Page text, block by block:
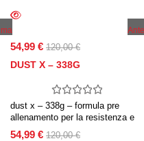
54,99 € 120,00 €
DUST X – 338G
dust x – 338g – formula pre
allenamento per la resistenza e
la potenza muscolare.
54,99 € 120,00 €